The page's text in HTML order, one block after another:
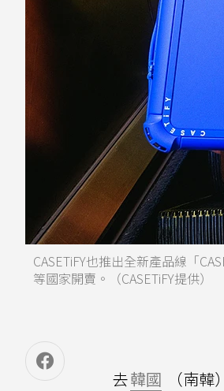
CASETiFY也推出全新產品線「
等國家開賣。（CASETiFY提供）
去韓國 （南